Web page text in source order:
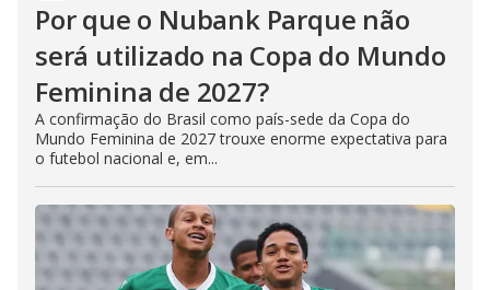
Por que o Nubank Parque não
será utilizado na Copa do Mundo
Feminina de 2027?
A confirmação do Brasil como país-sede da Copa do
Mundo Feminina de 2027 trouxe enorme expectativa para
o futebol nacional e, em...